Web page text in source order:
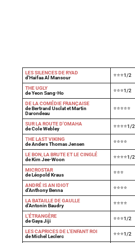
LES SILENCES DE RYAD
d'Haifaa Al Mansour
⭐⭐⭐1/2
THE UGLY
de Yeon Sang-Ho
⭐⭐⭐1/2
DE LA COMÉDIE FRANÇAISE
de Bertrand Usclat et Martin
Darondeau
⭐⭐⭐⭐⭐
SUR LA ROUTE D'OMAHA
de Cole Webley
⭐⭐⭐⭐1/2
THE LAST VIKING
de Anders Thomas Jensen
⭐⭐⭐⭐
LE BON, LA BRUTE ET LE CINGLÉ
de Kim Jee-Woon
⭐⭐⭐⭐1/2
MICROSTAR
de Léopold Kraus
⭐⭐⭐
ANDRÉ IS AN IDIOT
d'Anthony Benna
⭐⭐⭐⭐
LA BATAILLE DE GAULLE
d'Antonin Baudry
⭐⭐⭐⭐
L'ÉTRANGÈRE
de Gaya Jiji
⭐⭐⭐1/2
LES CAPRICES DE L'ENFANT ROI
de Michel Leclerc
⭐⭐⭐1/2